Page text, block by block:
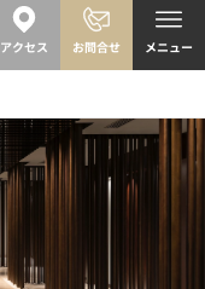
アクセス お問合せ メニュー